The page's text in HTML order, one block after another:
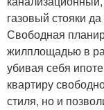
газовый стояки
Свободная
жилплощадью в
убивая себя
квартиру
стиля, но и